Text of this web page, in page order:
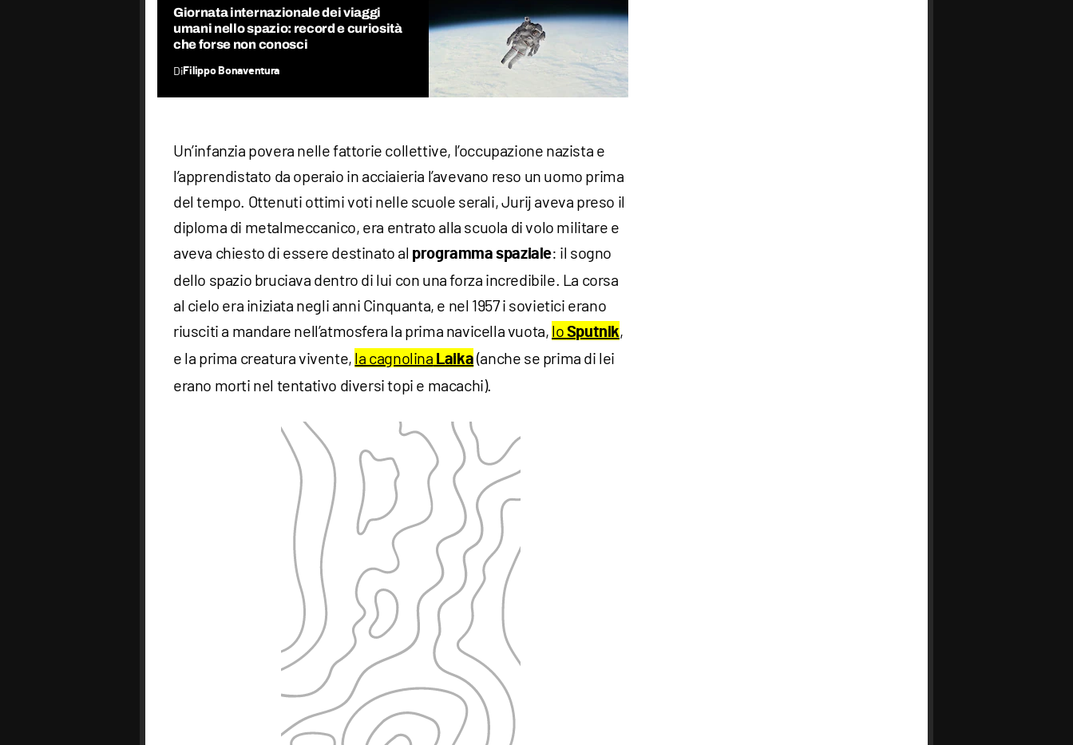
Giornata internazionale dei viaggi
umani nello spazio: record e curiosità
che forse non conosci
DiFilippo Bonaventura
Un’infanzia povera nelle fattorie collettive, l’occupazione nazista e
l’apprendistato da operaio in acciaieria l’avevano reso un uomo prima
del tempo. Ottenuti ottimi voti nelle scuole serali, Jurij aveva preso il
diploma di metalmeccanico, era entrato alla scuola di volo militare e
aveva chiesto di essere destinato al programma spaziale: il sogno
dello spazio bruciava dentro di lui con una forza incredibile. La corsa
al cielo era iniziata negli anni Cinquanta, e nel 1957 i sovietici erano
riusciti a mandare nell’atmosfera la prima navicella vuota, lo Sputnik,
e la prima creatura vivente, la cagnolina Laika (anche se prima di lei
erano morti nel tentativo diversi topi e macachi).